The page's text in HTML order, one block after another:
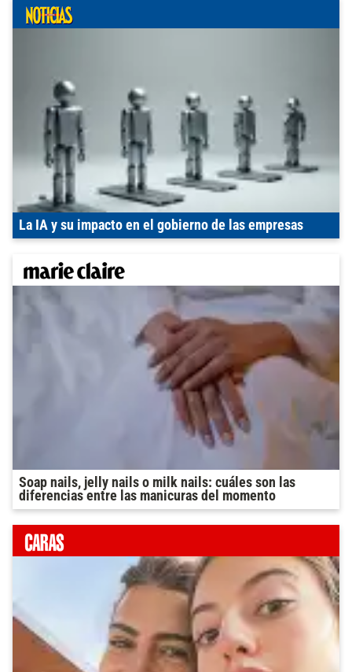
La IA y su impacto en el gobierno de las empresas
Soap nails, jelly nails o milk nails: cuáles son las
diferencias entre las manicuras del momento